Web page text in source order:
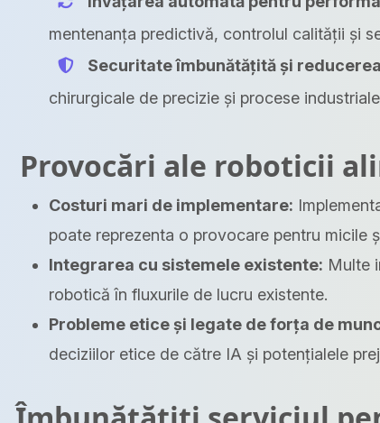
mentenanța predictivă, controlul calității și
Securitate îmbunătățită și
chirurgicale de precizie și procese
Provocări ale roboticii
Costuri mari de implementare:
poate reprezenta o provocare pentru micile
Integrarea cu sistemele existente: Multe
robotică în fluxurile de lucru existente.
Probleme etice și legate de forța de
deciziilor etice de către IA și potențialele